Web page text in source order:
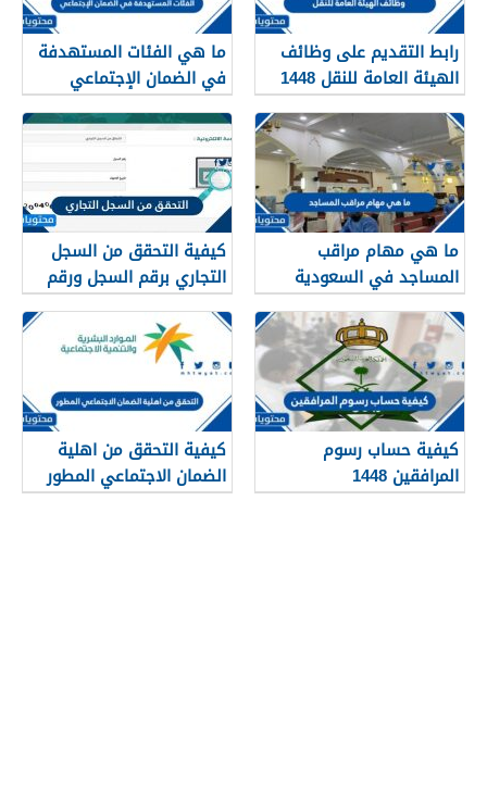
رابط التقديم على وظائف
الهيئة العامة للنقل 1448
في الرياض
ما هي الفئات المستهدفة
في الضمان الإجتماعي
الجديد 1448
ما هي مهام مراقب
المساجد في السعودية
1448
كيفية التحقق من السجل
التجاري برقم السجل ورقم
الهوية 1448
كيفية حساب رسوم
المرافقين 1448
كيفية التحقق من اهلية
الضمان الاجتماعي المطور
1448